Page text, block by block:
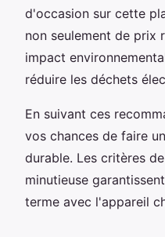
d'occasion sur cette
non seulement de prix
impact
réduire les déchets
En suivant ces
vos chances de faire
durable. Les critères
minutieuse
terme avec l'appareil